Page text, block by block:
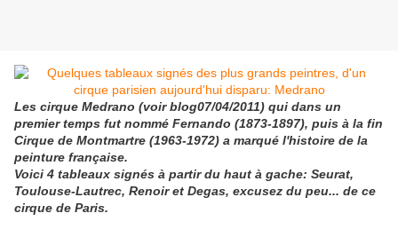
Les cirque Medrano (voir blog07/04/2011) qui dans un
premier temps fut nommé Fernando (1873-1897), puis à la fin
Cirque de Montmartre (1963-1972) a marqué l'histoire de la
peinture française.
Voici 4 tableaux signés à partir du haut à gache: Seurat,
Toulouse-Lautrec, Renoir et Degas, excusez du peu... de ce
cirque de Paris.